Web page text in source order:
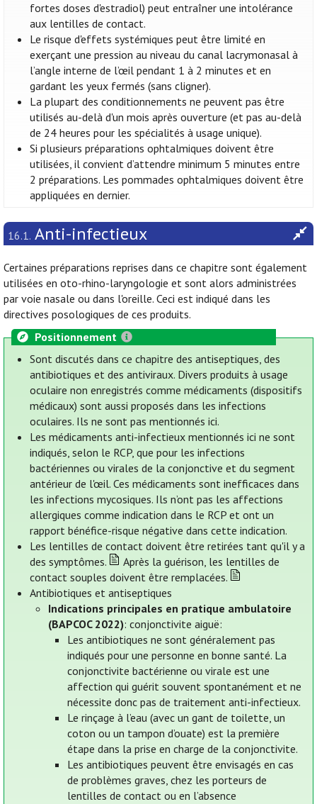
fortes doses d'estradiol) peut entraîner une intolérance
aux lentilles de contact.
Le risque d'effets systémiques peut être limité en
exerçant une pression au niveau du canal lacrymonasal à
l’angle interne de l’œil pendant 1 à 2 minutes et en
gardant les yeux fermés (sans cligner).
La plupart des conditionnements ne peuvent pas être
utilisés au-delà d'un mois après ouverture (et pas au-delà
de 24 heures pour les spécialités à usage unique).
Si plusieurs préparations ophtalmiques doivent être
utilisées, il convient d’attendre minimum 5 minutes entre
2 préparations. Les pommades ophtalmiques doivent être
appliquées en dernier.
16.1. Anti-infectieux
Certaines préparations reprises dans ce chapitre sont également
utilisées en oto-rhino-laryngologie et sont alors administrées
par voie nasale ou dans l'oreille. Ceci est indiqué dans les
directives posologiques de ces produits.
Positionnement
Sont discutés dans ce chapitre des antiseptiques, des
antibiotiques et des antiviraux. Divers produits à usage
oculaire non enregistrés comme médicaments (dispositifs
médicaux) sont aussi proposés dans les infections
oculaires. Ils ne sont pas mentionnés ici.
Les médicaments anti-infectieux mentionnés ici ne sont
indiqués, selon le RCP, que pour les infections
bactériennes ou virales de la conjonctive et du segment
antérieur de l'œil. Ces médicaments sont inefficaces dans
les infections mycosiques. Ils n’ont pas les affections
allergiques comme indication dans le RCP et ont un
rapport bénéfice-risque négative dans cette indication.
Les lentilles de contact doivent être retirées tant qu'il y a
des symptômes.
Après la guérison, les lentilles de
contact souples doivent être remplacées.
Antibiotiques et antiseptiques
Indications principales en pratique ambulatoire
(BAPCOC 2022): conjonctivite aiguë:
Les antibiotiques ne sont généralement pas
indiqués pour une personne en bonne santé. La
conjonctivite bactérienne ou virale est une
affection qui guérit souvent spontanément et ne
nécessite donc pas de traitement anti-infectieux.
Le rinçage à l’eau (avec un gant de toilette, un
coton ou un tampon d’ouate) est la première
étape dans la prise en charge de la conjonctivite.
Les antibiotiques peuvent être envisagés en cas
de problèmes graves, chez les porteurs de
lentilles de contact ou en l’absence